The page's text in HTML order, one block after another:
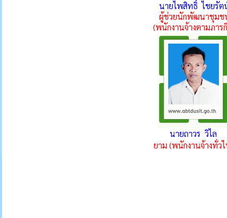
นายไพสิทธิ์ ไชยรัต
ผู้ช่วยนักพัฒนาชุมช
(พนักงานจ้างตามภาร
นายถาวร วิไล
ยาม (พนักงานจ้างทั่ว